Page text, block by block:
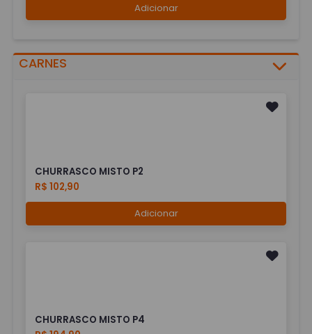
Adicionar
CARNES
CHURRASCO MISTO P2
R$ 102,90
Adicionar
CHURRASCO MISTO P4